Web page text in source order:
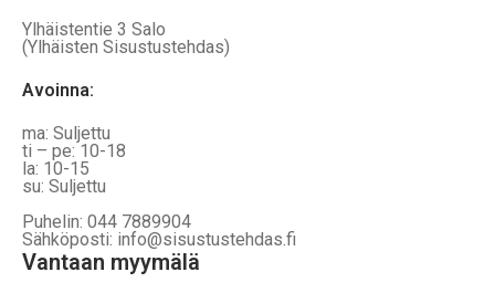
Ylhäistentie 3 Salo
(Ylhäisten Sisustustehdas)
Avoinna:
ma: Suljettu
ti – pe: 10-18
la: 10-15
su: Suljettu
Puhelin: 044 7889904
Sähköposti: info@sisustustehdas.fi
Vantaan myymälä